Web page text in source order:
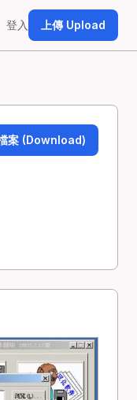
登入 上傳 Upload
案 (Download)